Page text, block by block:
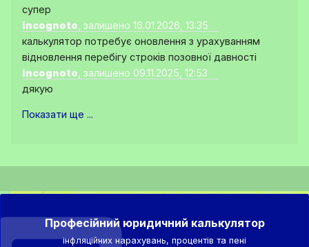
супер
incognoto , залишено 16.01.2026, 13:35
калькулятор потребує оновлення з урахуванням
відновлення перебігу строків позовної давності
incognoto , залишено 09.11.2025, 12:53
дякую
Показати ще ...
Професійний юридичний калькулятор
інфляційних нарахувань, процентів та пені